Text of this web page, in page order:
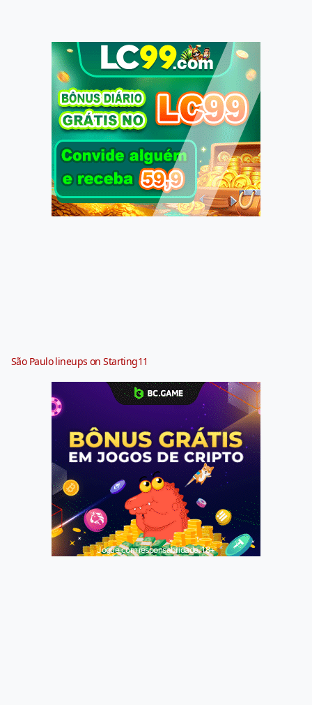
São Paulo lineups on Starting11
Jogue com responsabilidade. 18+